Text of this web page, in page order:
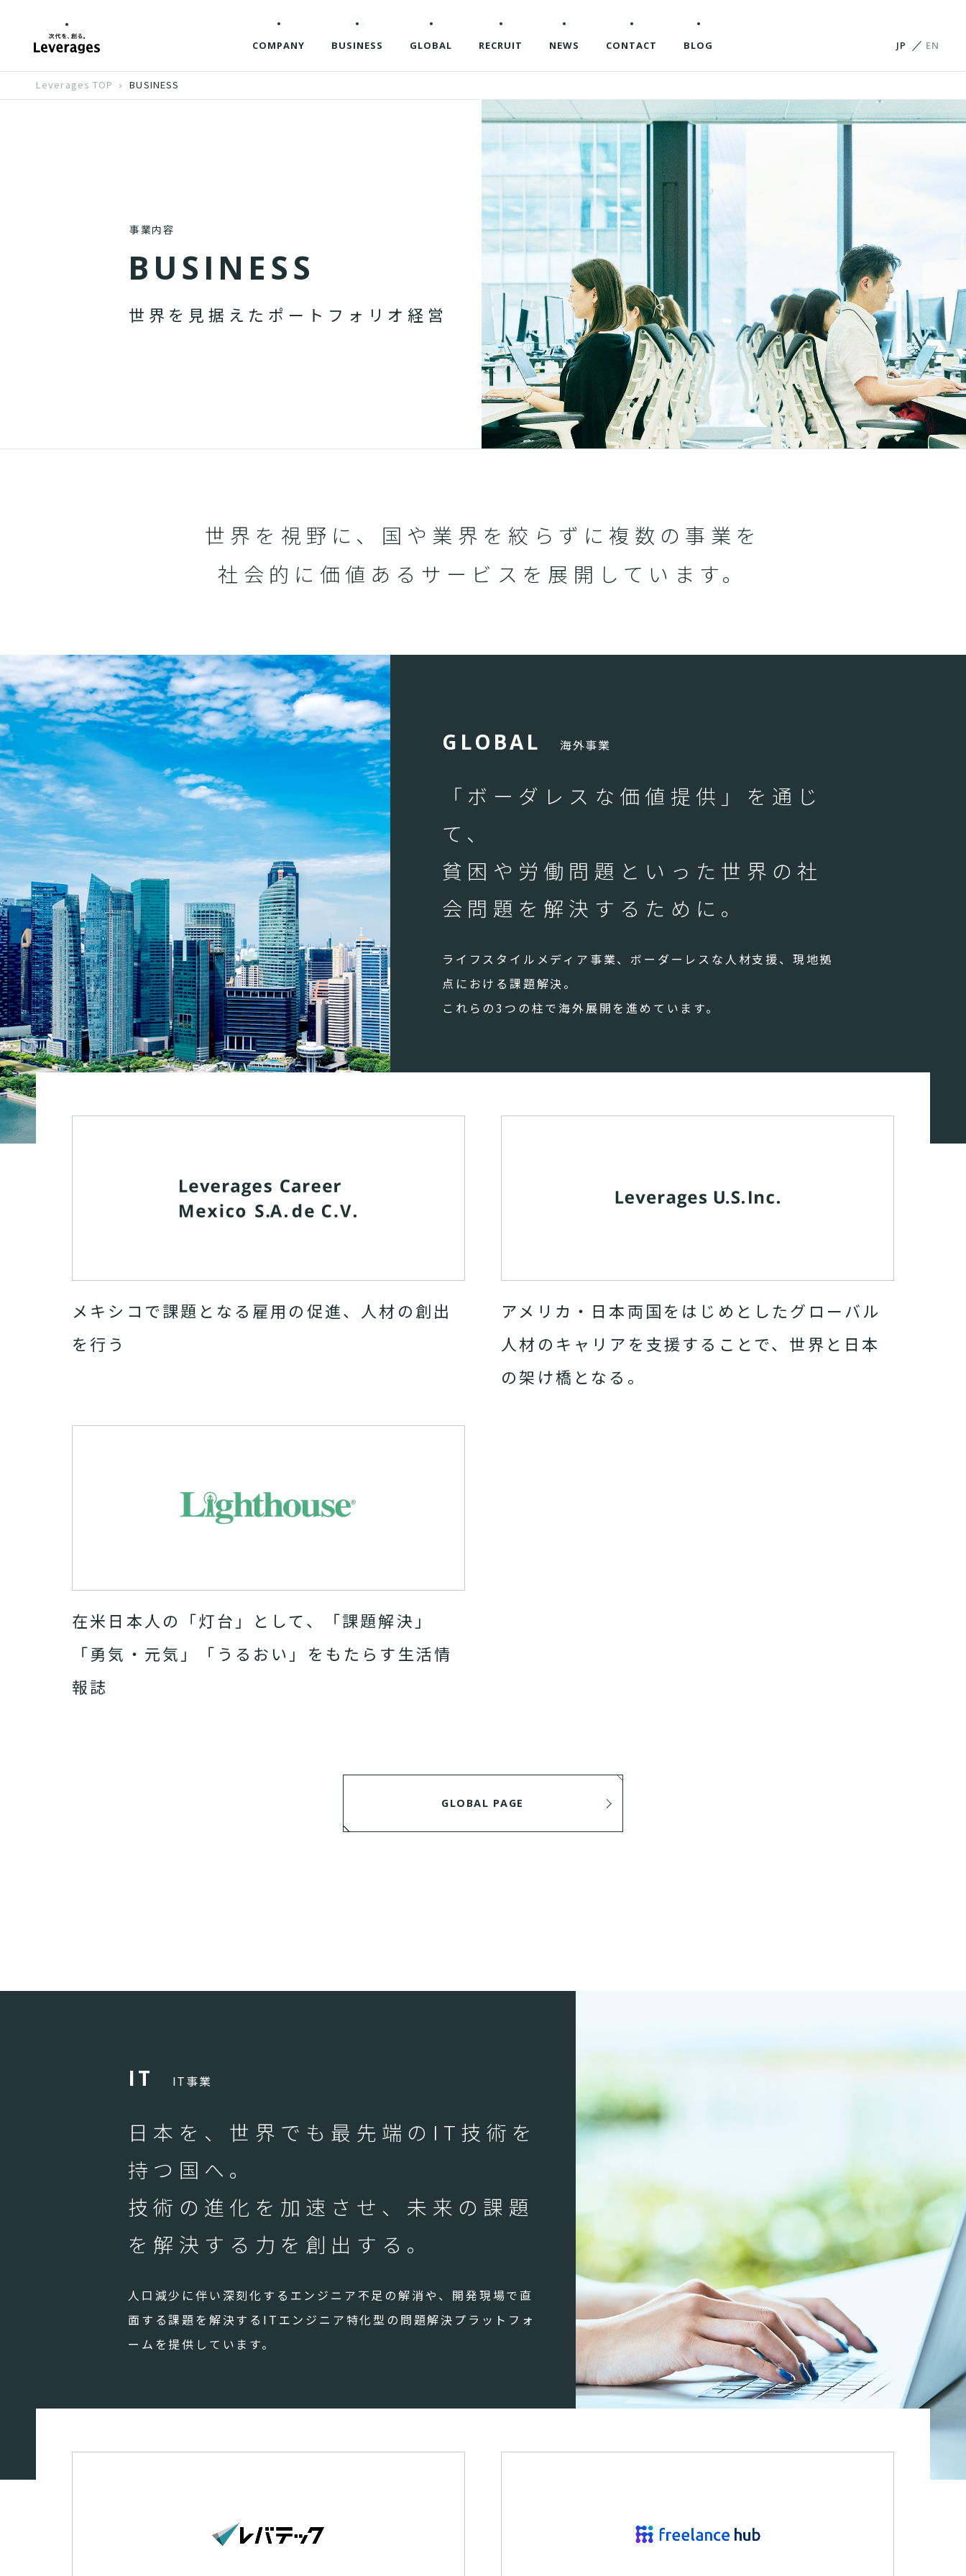
COMPANY BUSINESS GLOBAL RECRUIT NEWS CONTACT BLOG JP EN
Leverages TOP BUSINESS
事業内容
B US I N ESS
世 界 を 見 据 え た ポ ー ト フ ォ リ オ 経 営
世界を視野に、国や業界を絞らずに複数の事業を
社会的に価値あるサービスを展開しています。
G LO BAL 海外事業
「ボーダレスな価値提供」を通じ
て、
貧困や労働問題といった世界の社
会問題を解決するために。
ライフスタイルメディア事業、ボーダーレスな人材支援、現地拠
点における課題解決。
これらの3つの柱で海外展開を進めています。
メキシコで課題となる雇用の促進、人材の創出
を行う
アメリカ・日本両国をはじめとしたグローバル
人材のキャリアを支援することで、世界と日本
の架け橋となる。
在米日本人の「灯台」として、「課題解決」
「勇気・元気」「うるおい」をもたらす生活情
報誌
GLOBAL PAGE
IT IT事業
日本を、世界でも最先端のIT技術を
持つ国へ。
技術の進化を加速させ、未来の課題
を解決する力を創出する。
人口減少に伴い深刻化するエンジニア不足の解消や、開発現場で直
面する課題を解決するITエンジニア特化型の問題解決プラットフォ
ームを提供しています。